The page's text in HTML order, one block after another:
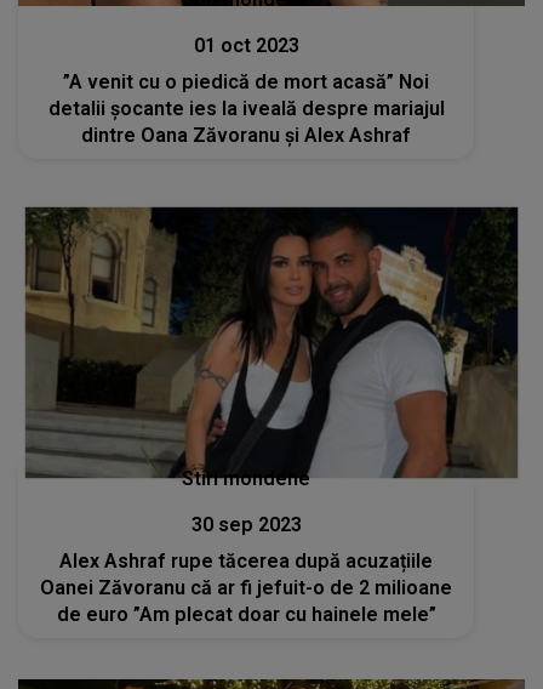
01 oct 2023
”A venit cu o piedică de mort acasă” Noi
detalii șocante ies la iveală despre mariajul
dintre Oana Zăvoranu și Alex Ashraf
Stiri mondene
30 sep 2023
Alex Ashraf rupe tăcerea după acuzațiile
Oanei Zăvoranu că ar fi jefuit-o de 2 milioane
de euro ”Am plecat doar cu hainele mele”